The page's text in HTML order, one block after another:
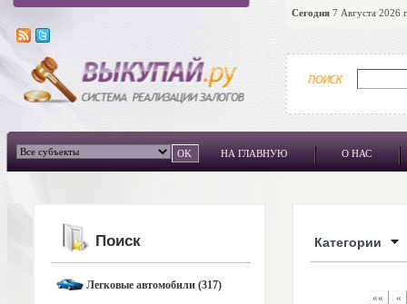
Сегодня 7 Августа 2026
НА ГЛАВНУЮ О НАС
Поиск
Легковые автомобили (317)
Категории
«« «